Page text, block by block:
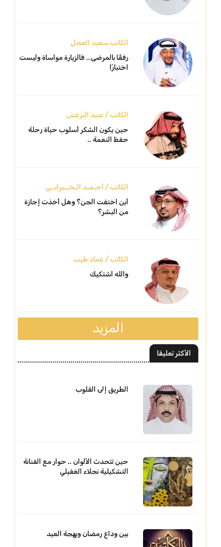
الكاتب سعيد العجل
رفقًا بالمرضى… فالزيارة مواساة وليست
اختبارًا
الكاتب / عبيد البرغش
حين يكون الشكر أسلوب حياة رحلة
حفظ النعمة ..
الكاتب / أحـمـد الـخــبرانــي
أين اختفت الجن؟ وهل أخذت إجازة
من البشر؟
الكاتب / عماد طيب
والله اشتكيك
المزيد
الأكثر تعليقا
الطريق إلى القلوب
حين تتحدث الألوان .. حوار مع الفنانة
التشكيلية نجلاء الغفيلي
بين وداع رمضان وبهجة العيد